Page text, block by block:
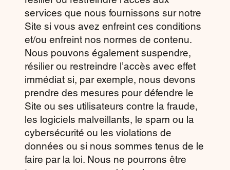
services que nous fournissons sur notre
Site si vous avez enfreint ces conditions
et/ou enfreint nos normes de contenu.
Nous pouvons également suspendre,
résilier ou restreindre l’accès avec effet
immédiat si, par exemple, nous devons
prendre des mesures pour défendre le
Site ou ses utilisateurs contre la fraude,
les logiciels malveillants, le spam ou la
cybersécurité ou les violations de
données ou si nous sommes tenus de le
faire par la loi. Nous ne pourrons être